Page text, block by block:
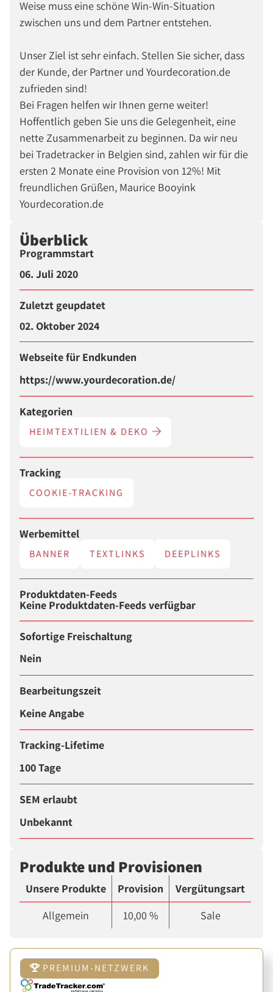
Weise muss eine schöne Win-Win-Situation
zwischen uns und dem Partner entstehen.
Unser Ziel ist sehr einfach. Stellen Sie sicher, dass
der Kunde, der Partner und Yourdecoration.de
zufrieden sind!
Bei Fragen helfen wir Ihnen gerne weiter!
Hoffentlich geben Sie uns die Gelegenheit, eine
nette Zusammenarbeit zu beginnen. Da wir neu
bei Tradetracker in Belgien sind, zahlen wir für die
ersten 2 Monate eine Provision von 12%! Mit
freundlichen Grüßen, Maurice Booyink
Yourdecoration.de
Überblick
Programmstart
06. Juli 2020
Zuletzt geupdatet
02. Oktober 2024
Webseite für Endkunden
https://www.yourdecoration.de/
Kategorien
HEIMTEXTILIEN & DEKO
Tracking
COOKIE-TRACKING
Werbemittel
BANNER TEXTLINKS DEEPLINKS
Produktdaten-Feeds
Keine Produktdaten-Feeds verfügbar
Sofortige Freischaltung
Nein
Bearbeitungszeit
Keine Angabe
Tracking-Lifetime
100 Tage
SEM erlaubt
Unbekannt
Produkte und Provisionen
Unsere Produkte Provision
Vergütungsart
Allgemein
10,00 % Sale
PREMIUM-NETZWERK